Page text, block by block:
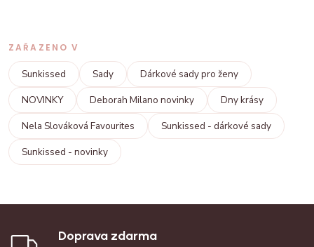
ZAŘAZENO V
Sunkissed Sady
Dárkové sady pro ženy
NOVINKY
Deborah Milano novinky
Dny krásy
Nela Slováková Favourites
Sunkissed - dárkové sady
Sunkissed - novinky
Doprava zdarma